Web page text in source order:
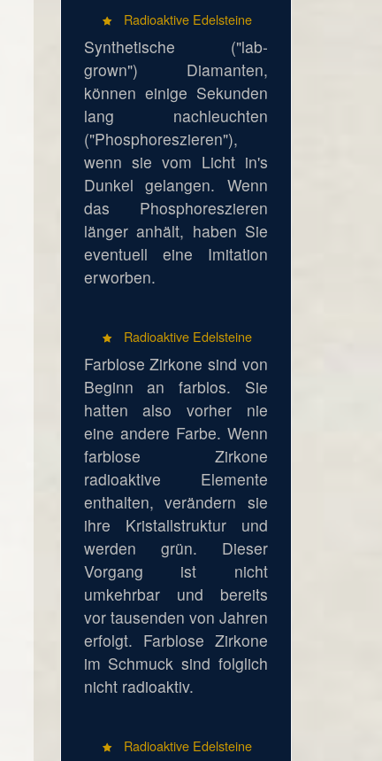
Radioaktive Edelsteine
Synthetische ("lab-
grown") Diamanten,
können einige Sekunden
lang nachleuchten
("Phosphoreszieren"),
wenn sie vom Licht in's
Dunkel gelangen. Wenn
das Phosphoreszieren
länger anhält, haben Sie
eventuell eine Imitation
erworben.
Radioaktive Edelsteine
Farblose Zirkone sind von
Beginn an farblos. Sie
hatten also vorher nie
eine andere Farbe. Wenn
farblose Zirkone
radioaktive Elemente
enthalten, verändern sie
ihre Kristallstruktur und
werden grün. Dieser
Vorgang ist nicht
umkehrbar und bereits
vor tausenden von Jahren
erfolgt. Farblose Zirkone
im Schmuck sind folglich
nicht radioaktiv.
Radioaktive Edelsteine